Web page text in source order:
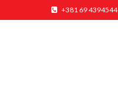
+381 69 4394544